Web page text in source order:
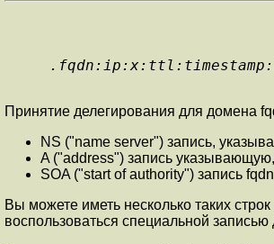
Принятие делегирования для домена
NS ("name server") запись,
A ("address") запись
SOA ("start of authority") запись
Вы можете иметь несколько таких
воспользоваться специальной